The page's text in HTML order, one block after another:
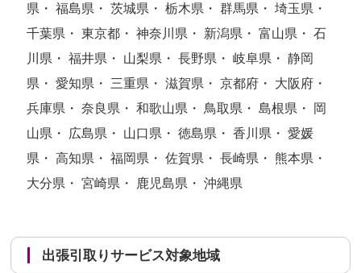
県・ 福島県・ 茨城県・ 栃木県・ 群馬県・ 埼玉県・
千葉県・ 東京都・ 神奈川県・ 新潟県・ 富山県・ 石
川県・ 福井県・ 山梨県・ 長野県・ 岐阜県・ 静岡
県・ 愛知県・ 三重県・ 滋賀県・ 京都府・ 大阪府・
兵庫県・ 奈良県・ 和歌山県・ 鳥取県・ 島根県・ 岡
山県・ 広島県・ 山口県・ 徳島県・ 香川県・ 愛媛
県・ 高知県・ 福岡県・ 佐賀県・ 長崎県・ 熊本県・
大分県・ 宮崎県・ 鹿児島県・ 沖縄県
出張引取りサービス対象地域